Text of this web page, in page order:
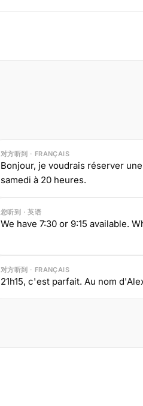
对方听到 · FRANÇAIS
Bonjour, je voudrais réserver
samedi à 20 heures.
您听到 · 英语
We have 7:30 or 9:15 available.
对方听到 · FRANÇAIS
21h15, c'est parfait. Au nom